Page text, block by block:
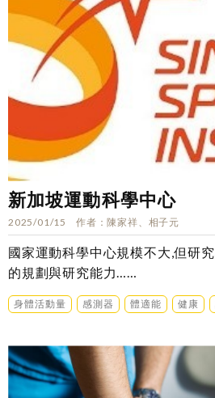
新加坡運動科學中心
2025/01/15 作者 陳家祥、相子元
國家運動科學中心規模不大,但研
的規劃與研究能力……
身體活動量 感測器 體適能 健康